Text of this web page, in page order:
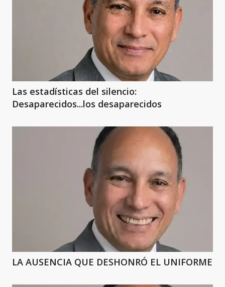
Las estadísticas del silencio:
Desaparecidos...los desaparecidos
LA AUSENCIA QUE DESHONRÓ EL UNIFORME